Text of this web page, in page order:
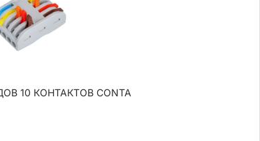
10 КОНТАКТОВ CONTA